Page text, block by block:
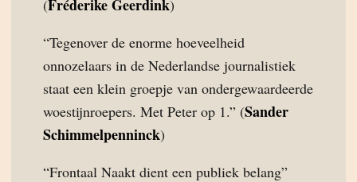
(Fréderike Geerdink)
“Tegenover de enorme hoeveelheid
onnozelaars in de Nederlandse journalistiek
staat een klein groepje van ondergewaardeerde
woestijnroepers. Met Peter op 1.” (Sander
Schimmelpenninck)
“Frontaal Naakt dient een publiek belang”